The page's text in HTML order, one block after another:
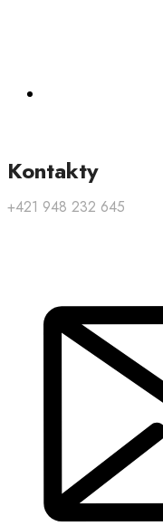
Kontakty
+421 948 232 645